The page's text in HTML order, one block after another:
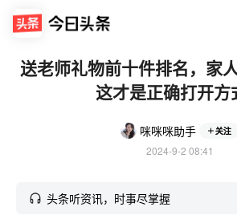
送老师礼物前十件排名，家
这才是正确打开方
咪咪咪助手 关注
2024-9-2 08:41
头条听资讯，时事尽掌握